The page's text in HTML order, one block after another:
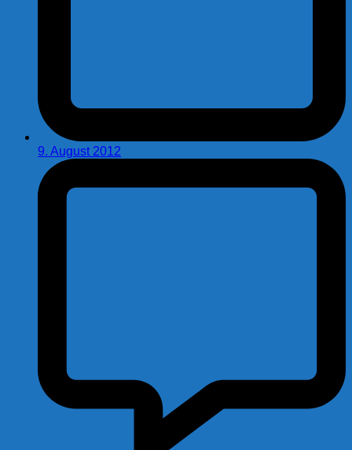
9. August 2012